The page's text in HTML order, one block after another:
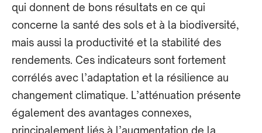
qui donnent de bons résultats en ce qui
concerne la santé des sols et à la biodiversité,
mais aussi la productivité et la stabilité des
rendements. Ces indicateurs sont fortement
corrélés avec l’adaptation et la résilience au
changement climatique. L’atténuation présente
également des avantages connexes,
principalement liés à l’augmentation de la